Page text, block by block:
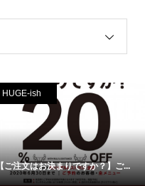
HUGE-ish
【ご注文はお決まりですか？】ご...